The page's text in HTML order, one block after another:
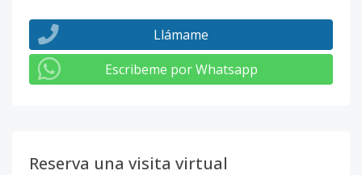
Llámame
Escribeme por Whatsapp
Reserva una visita virtual